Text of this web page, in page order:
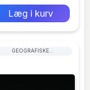
Læg i kurv
GEOGRAFISKE